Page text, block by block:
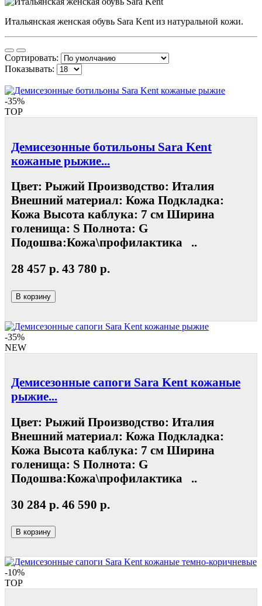
Итальянская женская обувь Sara Kent из натуральной кожи.
Сортировать:
Показывать:
-35%
TOP
Демисезонные ботильоны Sara Kent
кожаные рыжие...
Цвет: Рыжий Производство: Италия
Внешний материал: Кожа Подкладка:
Кожа Высота каблука: 7 см Ширина
голенища: S Полнота: G
Подошва:Кожа\профилактика ..
28 457 р. 43 780 р.
В корзину
-35%
NEW
Демисезонные сапоги Sara Kent кожаные
рыжие...
Цвет: Рыжий Производство: Италия
Внешний материал: Кожа Подкладка:
Кожа Высота каблука: 7 см Ширина
голенища: S Полнота: G
Подошва:Кожа\профилактика ..
30 284 р. 46 590 р.
В корзину
-10%
TOP